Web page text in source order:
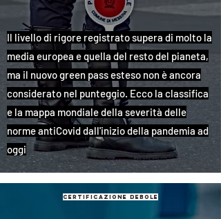
Il livello di rigore registrato supera di molto la
media europea e quella del resto del pianeta,
ma il nuovo green pass esteso non è ancora
considerato nel punteggio. Ecco la classifica
e la mappa mondiale della severità delle
norme antiCovid dall'inizio della pandemia ad
oggi
certificazione debole